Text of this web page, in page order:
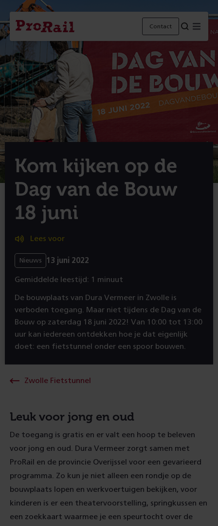
Navigatie
Homepage
ProRail
Contact
Kom kijken op de
Dag van de Bouw
18 juni
Lees voor
Nieuws 13 juni 2022
Gemiddelde leestijd: 1 minuut
De bouwplaats van Dura Vermeer in Zwolle is
verboden toegang. Maar niet tijdens de Dag van de
Bouw op zaterdag 18 juni 2022! Van 10:00 tot 13:00
uur kan iedereen ontdekken hoe je dat eigenlijk
doet: een fietstunnel onder een spoor bouwen.
Zwolle Fietstunnel
Leuk voor jong en oud
De toegang is gratis en er valt een hoop te beleven
voor jong en oud. Dura Vermeer zorgt samen met
ProRail en de provincie Overijssel voor een gevarieerd
programma. Zo kun je niet alleen een rondje op de
bouwplaats lopen en werkvoertuigen bekijken, voor
kinderen is er een theatervoorstelling, springkussen en
een zoekkaart waarmee je een speurtocht over de